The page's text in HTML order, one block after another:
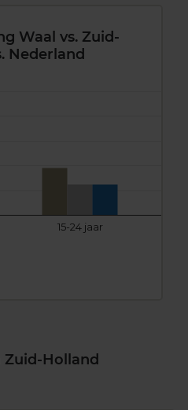
Waal vs. Zuid-
Nederland
15-24 jaar
Holland